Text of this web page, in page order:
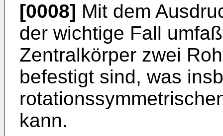
[0008] Mit dem
der wichtige Fall
Zentralkörper zwei
befestigt sind, was
kann.